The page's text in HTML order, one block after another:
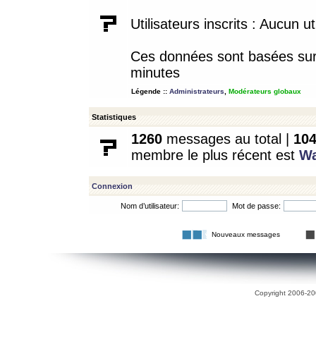
Utilisateurs inscrits : Aucun
Ces données sont basées
minutes
Légende :: Administrateurs Modérateurs globaux
Statistiques
1260 messages au total | 104
membre le plus récent est
Connexion
Nom d’utilisateur: Mot de passe:
Nouveaux messages
Copyright 2006-